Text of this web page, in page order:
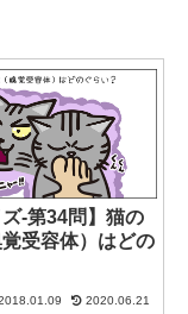
ズ-第34問】猫の
受容体）はどの
2020.06.21